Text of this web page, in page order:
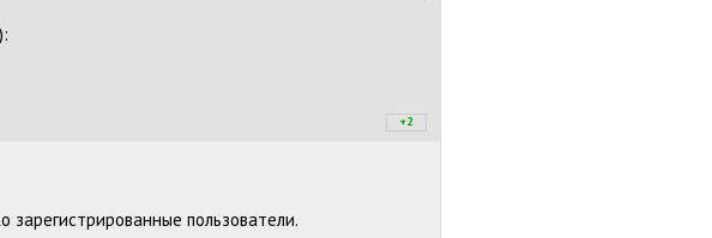
+2
/–0
зарегистрированные пользователи.